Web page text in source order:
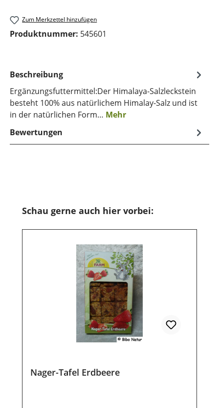
Zum Merkzettel hinzufügen
Produktnummer: 545601
Beschreibung
Ergänzungsfuttermittel:Der Himalaya-Salzleckstein
besteht 100% aus natürlichem Himalay-Salz und ist
in der natürlichen Form… Mehr
Bewertungen
Produktgalerie überspringen
Schau gerne auch hier vorbei:
Nager-Tafel Erdbeere